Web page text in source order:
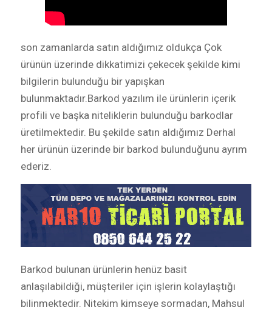
son zamanlarda satın aldığımız oldukça Çok
ürünün üzerinde dikkatimizi çekecek şekilde kimi
bilgilerin bulunduğu bir yapışkan
bulunmaktadır.Barkod yazılım ile ürünlerin içerik
profili ve başka niteliklerin bulunduğu barkodlar
üretilmektedir. Bu şekilde satın aldığımız Derhal
her ürünün üzerinde bir barkod bulunduğunu ayrım
ederiz.
Barkod bulunan ürünlerin henüz basit
anlaşılabildiği, müşteriler için işlerin kolaylaştığı
bilinmektedir. Nitekim kimseye sormadan, Mahsul